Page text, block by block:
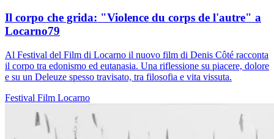
Il corpo che grida: "Violence du corps de l'autre" a
Locarno79
Al Festival del Film di Locarno il nuovo film di Denis Côté racconta
il corpo tra edonismo ed eutanasia. Una riflessione su piacere, dolore
e su un Deleuze spesso travisato, tra filosofia e vita vissuta.
Festival Film Locarno